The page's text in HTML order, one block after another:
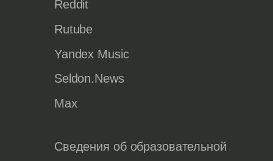
Reddit
Rutube
Yandex Music
Seldon.News
Max
Сведения об образовательной